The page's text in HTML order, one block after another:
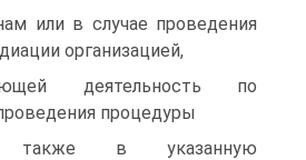
или в случае проведения
организацией,
деятельность по
процедуры
также в указанную